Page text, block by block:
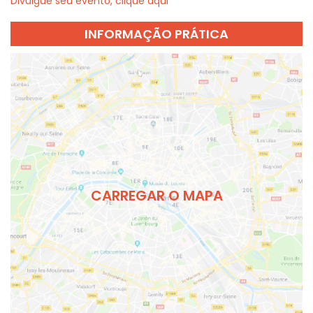
INFORMAÇÃO PRÁTICA
CARREGAR O MAPA